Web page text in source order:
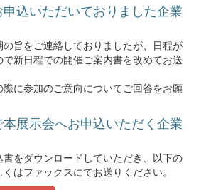
申込いただいておりました企業
旨をご連絡しておりましたが、日程が
新日程での開催ご案内書を改めてお送
に参加のご意向についてご回答をお願
本展示会へお申込いただく企業
をダウンロードしていただき、以下の
はファックスにてお送りください。